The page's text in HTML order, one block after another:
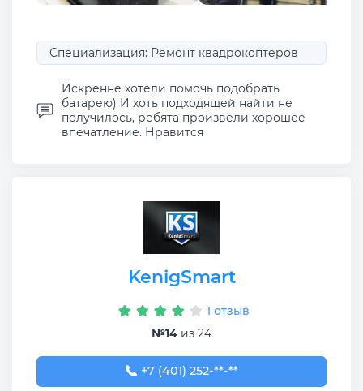
Специализация: Ремонт квадрокоптеров
Искренне хотели помочь подобрать
батарею) И хоть подходящей найти не
получилось, ребята произвели хорошее
впечатление. Нравится
KenigSmart
1 отзыв
№14 из 24
+7 (401) 252-39-46
+7 (401) 252-**-**